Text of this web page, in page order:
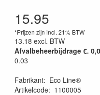
15.95
*Prijzen zijn incl. 21% BTW
13.18 excl. BTW
Afvalbeheerbijdrage €.
0.03
Fabrikant: Eco Line®
Artikelcode: 1100005